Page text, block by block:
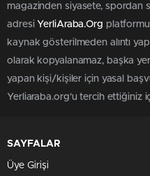
magazinden siyasete, spordan
adresi YerliAraba.Org
kaynak gösterilmeden alıntı
olarak kopyalanamaz, başka
yapan kişi/kişiler için yasal
Yerliaraba.org'u tercih ettiğiniz
SAYFALAR
Üye Girişi